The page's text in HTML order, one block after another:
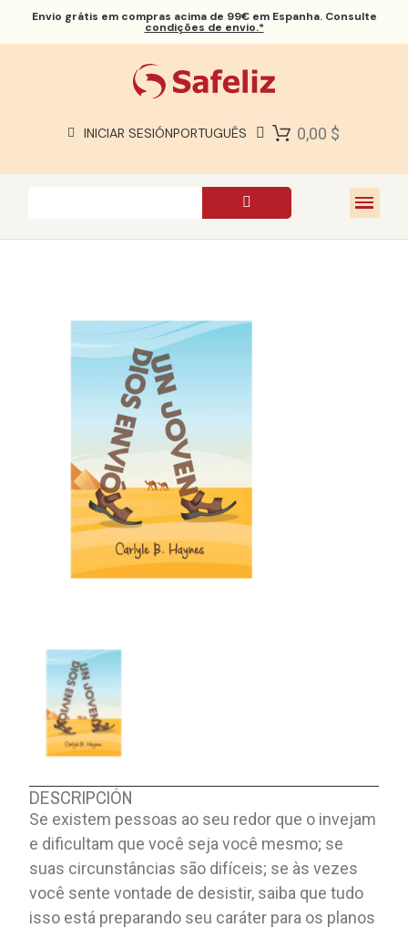
Envio grátis em compras acima de 99€ em Espanha. Consulte
condições de envio.*
INICIAR SESIÓNPORTUGUÊS 0,00 $
SOBRE NÓS
DESCRIPCIÓN
Se existem pessoas ao seu redor que o invejam
e dificultam que você seja você mesmo; se
suas circunstâncias são difíceis; se às vezes
você sente vontade de desistir, saiba que tudo
isso está preparando seu caráter para os planos